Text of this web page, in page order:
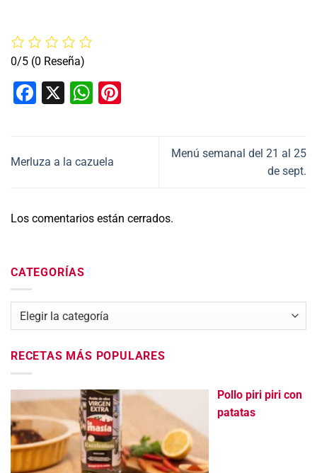
0/5 (0 Reseña)
Facebook
X WhatsApp
Merluza a la cazuela
Menú semanal del 21 al 25
de sept.
Los comentarios están cerrados.
CATEGORÍAS
Categorías
RECETAS MÁS POPULARES
Pollo piri piri con
patatas